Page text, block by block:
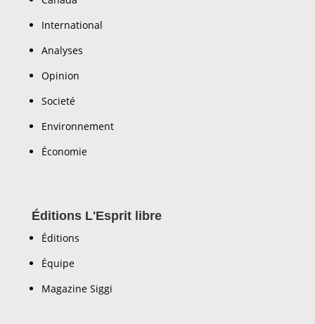
International
Analyses
Opinion
Societé
Environnement
Économie
Éditions L'Esprit libre
Éditions
Équipe
Magazine Siggi